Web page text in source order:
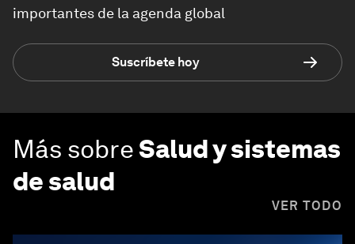
importantes de la agenda global
Suscríbete hoy
Más sobreSalud y sistemas
de salud
VER TODO